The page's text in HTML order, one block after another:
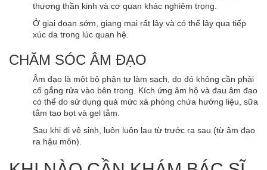
thương thần kinh và cơ quan khác nghiêm trọng.
Ở giai đoạn sớm, giang mai rất lây và có thể lây qua tiếp
xúc da trong lúc quan hệ.
CHĂM SÓC ÂM ĐẠO
Âm đạo là một bộ phận tự làm sạch, do đó không cần phải
cố gắng rửa vào bên trong. Kích ứng âm hộ và đau âm đạo
có thể do sử dụng quá mức xà phòng chứa hướng liệu, sữa
tắm tạo bọt và gel tắm.
Sau khi đi vệ sinh, luôn luôn lau từ trước ra sau (từ âm đạo
ra hậu môn).